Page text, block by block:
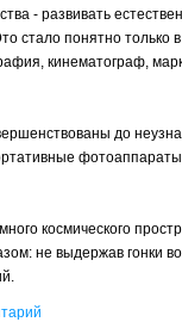
- развивать
стало понятно только
кинематограф,
до
космического
не выдержав гонки